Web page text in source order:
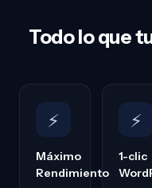
Todo lo que
⚡
Máximo
Rendimiento
⚡
1-clic